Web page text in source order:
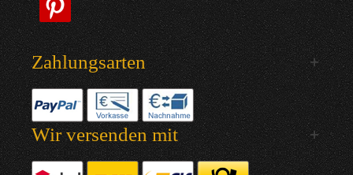
Zahlungsarten
Wir versenden mit